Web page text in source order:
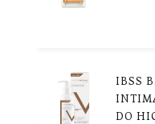
IBSS
DO